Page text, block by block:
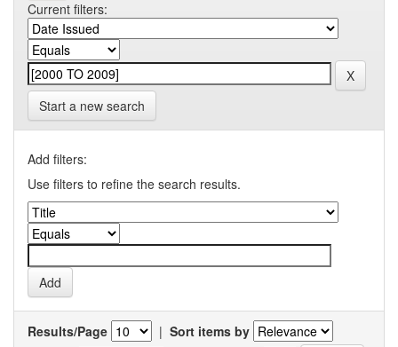
Current filters:
Start a new search
Add filters:
Use filters to refine the search results.
Results/Page | Sort items by